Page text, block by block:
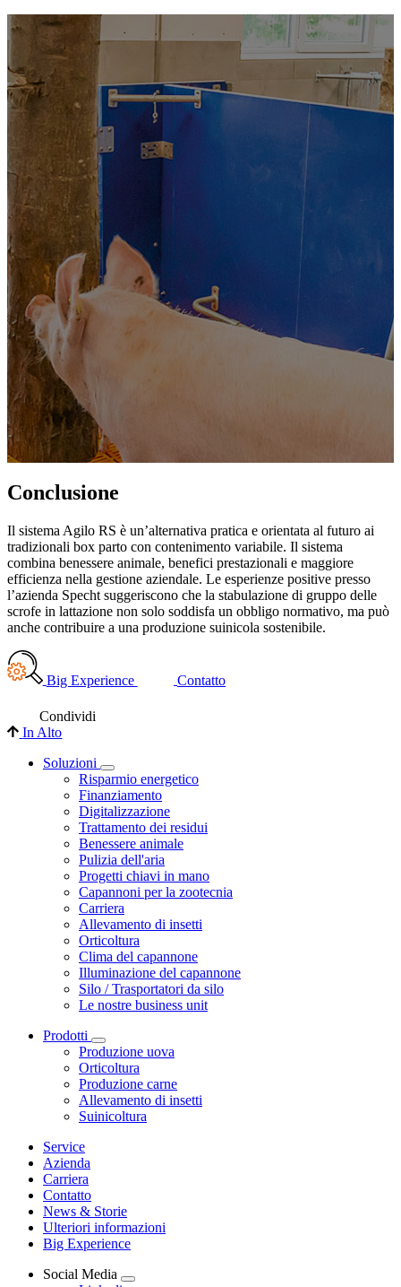
Conclusione
Il sistema Agilo RS è un’alternativa pratica e orientata al futuro ai
tradizionali box parto con contenimento variabile. Il sistema
combina benessere animale, benefici prestazionali e maggiore
efficienza nella gestione aziendale. Le esperienze positive presso
l’azienda Specht suggeriscono che la stabulazione di gruppo delle
scrofe in lattazione non solo soddisfa un obbligo normativo, ma può
anche contribuire a una produzione suinicola sostenibile.
Big Experience Contatto
Condividi
In Alto
Soluzioni
Risparmio energetico
Finanziamento
Digitalizzazione
Trattamento dei residui
Benessere animale
Pulizia dell'aria
Progetti chiavi in mano
Capannoni per la zootecnia
Carriera
Allevamento di insetti
Orticoltura
Clima del capannone
Illuminazione del capannone
Silo / Trasportatori da silo
Le nostre business unit
Prodotti
Produzione uova
Orticoltura
Produzione carne
Allevamento di insetti
Suinicoltura
Service
Azienda
Carriera
Contatto
News & Storie
Ulteriori informazioni
Big Experience
Social Media